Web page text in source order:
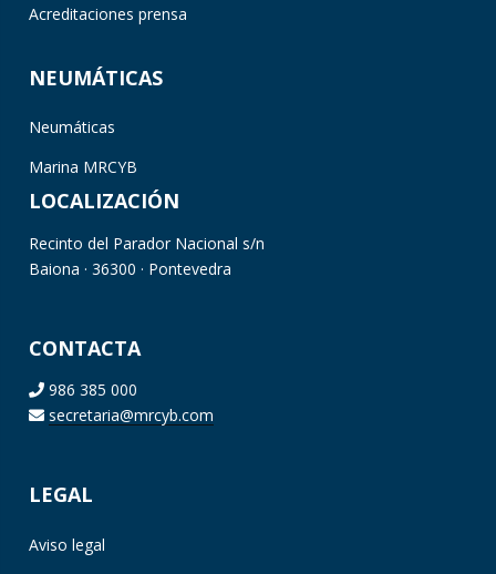
Acreditaciones prensa
NEUMÁTICAS
Neumáticas
Marina MRCYB
LOCALIZACIÓN
Recinto del Parador Nacional s/n
Baiona · 36300 · Pontevedra
CONTACTA
986 385 000
secretaria@mrcyb.com
LEGAL
Aviso legal